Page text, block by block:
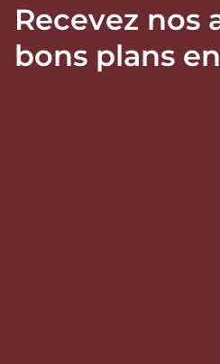
Recevez nos
bons plans